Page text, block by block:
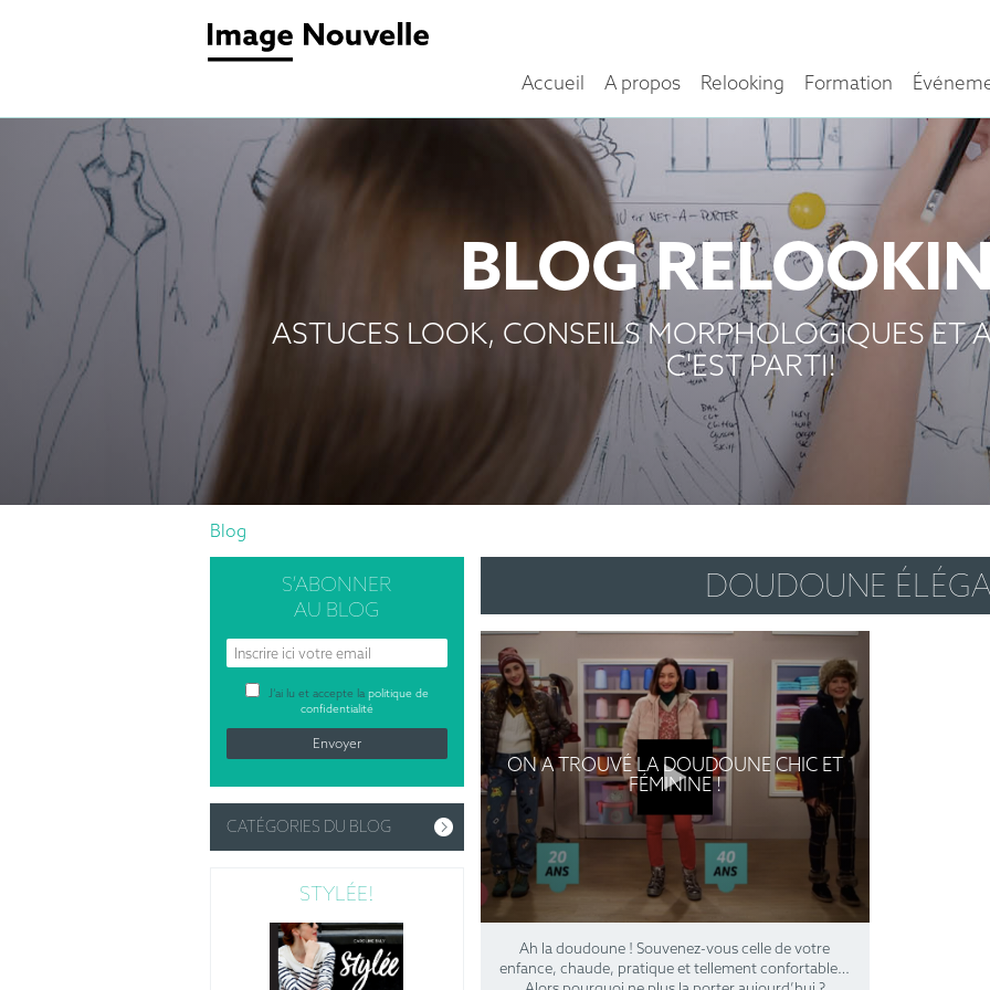
Accueil A propos Relooking Formation
BLOG
ASTUCES LOOK, CONSEILS MORPHOLOGIQUES ET
C'EST PARTI!
Blog
DOUDOUNE
ON A TROUVÉ LA DOUDOUNE CHIC ET
FÉMININE !
Ah la doudoune ! Souvenez-vous celle de votre
enfance, chaude, pratique et tellement confortable…
S’ABONNER
AU BLOG
J’ai lu et accepte la politique de
confidentialité
CATÉGORIES DU BLOG
STYLÉE!